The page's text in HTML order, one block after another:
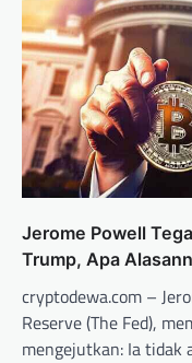
Jerome Powell
Trump, Apa
cryptodewa.com –
Reserve (The Fed),
mengejutkan: Ia